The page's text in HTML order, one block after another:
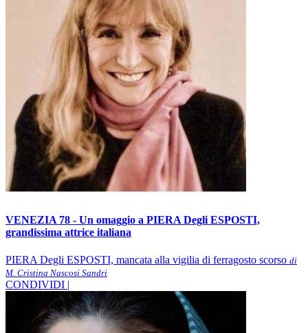
VENEZIA 78 - Un omaggio a PIERA Degli ESPOSTI,
grandissima attrice italiana
PIERA Degli ESPOSTI, mancata alla vigilia di ferragosto scorso di
M. Cristina Nascosi Sandri
CONDIVIDI |